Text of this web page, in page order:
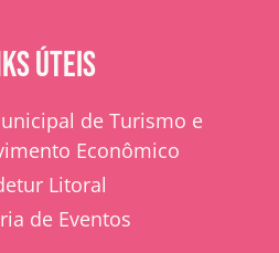
ÚTEIS
de Turismo e
Econômico
Litoral
de Eventos